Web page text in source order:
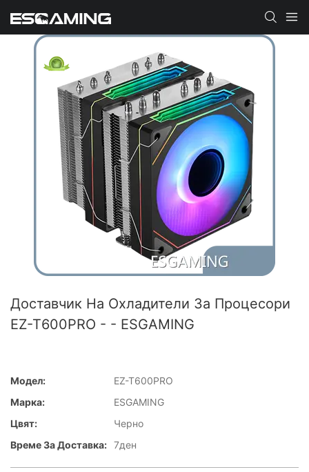
Доставчик На Охладители За Процесори
EZ-T600PRO - - ESGAMING
Модел:
EZ-T600PRO
Марка:
ESGAMING
Цвят:
Черно
Време За Доставка: 7ден